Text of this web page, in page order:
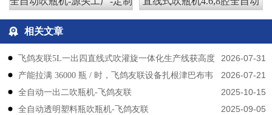
相关文章
2026-07-31
飞鸽友联5L一出四直线式吹灌旋一体化生产线获高度
认可
2026-07-21
产能拉满 36000 瓶 / 时，飞鸽友联设备扎根津巴布韦
2025-10-15
​​全自动一出二吹瓶机-飞鸽友联
2025-09-05
全自动透明塑料瓶吹瓶机-飞鸽友联